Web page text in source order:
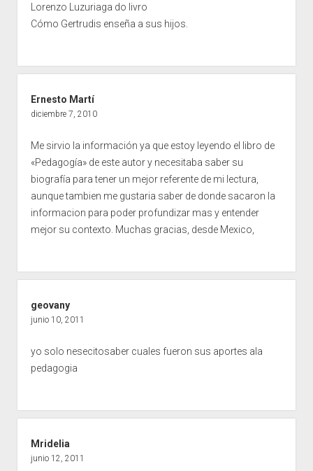
Lorenzo Luzuriaga do livro
Cómo Gertrudis enseña a sus hijos.
Ernesto Martí
diciembre 7, 2010
Me sirvio la información ya que estoy leyendo el libro de
«Pedagogía» de este autor y necesitaba saber su
biografía para tener un mejor referente de mi lectura,
aunque tambien me gustaria saber de donde sacaron la
informacion para poder profundizar mas y entender
mejor su contexto. Muchas gracias, desde Mexico,
geovany
junio 10, 2011
yo solo nesecitosaber cuales fueron sus aportes ala
pedagogia
Mridelia
junio 12, 2011